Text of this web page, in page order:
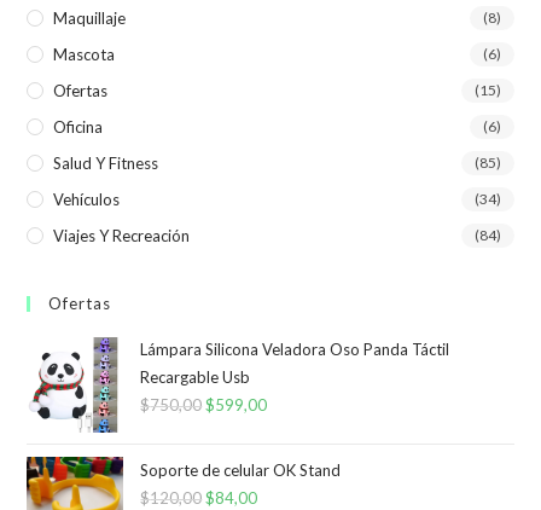
Maquillaje (8)
Mascota (6)
Ofertas (15)
Oficina (6)
Salud Y Fitness (85)
Vehículos (34)
Viajes Y Recreación (84)
Ofertas
Lámpara Silicona Veladora Oso Panda Táctil
Recargable Usb
$750,00El
original
era:
$599,00El
actual
Soporte de celular OK Stand
$120,00El
$84,00El